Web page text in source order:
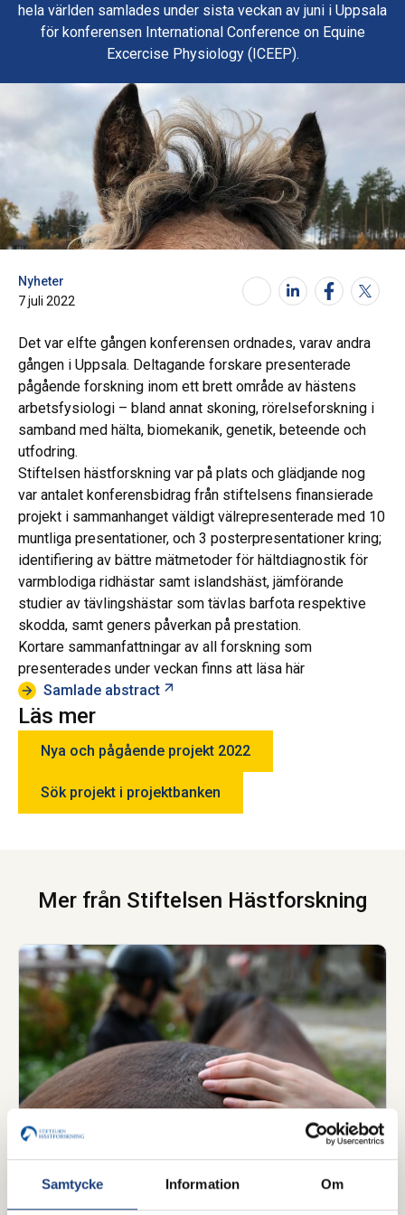
Samtycke Information Om
hela världen samlades under sista veckan av juni i Uppsala
för konferensen International Conference on Equine
Excercise Physiology (ICEEP).
Nyheter
7 juli 2022
Det var elfte gången konferensen ordnades, varav andra
gången i Uppsala. Deltagande forskare presenterade
pågående forskning inom ett brett område av hästens
arbetsfysiologi – bland annat skoning, rörelseforskning i
samband med hälta, biomekanik, genetik, beteende och
utfodring.
Stiftelsen hästforskning var på plats och glädjande nog
var antalet konferensbidrag från stiftelsens finansierade
projekt i sammanhanget väldigt välrepresenterade med 10
muntliga presentationer, och 3 posterpresentationer kring;
identifiering av bättre mätmetoder för hältdiagnostik för
varmblodiga ridhästar samt islandshäst, jämförande
studier av tävlingshästar som tävlas barfota respektive
skodda, samt geners påverkan på prestation.
Kortare sammanfattningar av all forskning som
presenterades under veckan finns att läsa här
Samlade abstract
Läs mer
Nya och pågående projekt 2022
Sök projekt i projektbanken
Mer från Stiftelsen Hästforskning